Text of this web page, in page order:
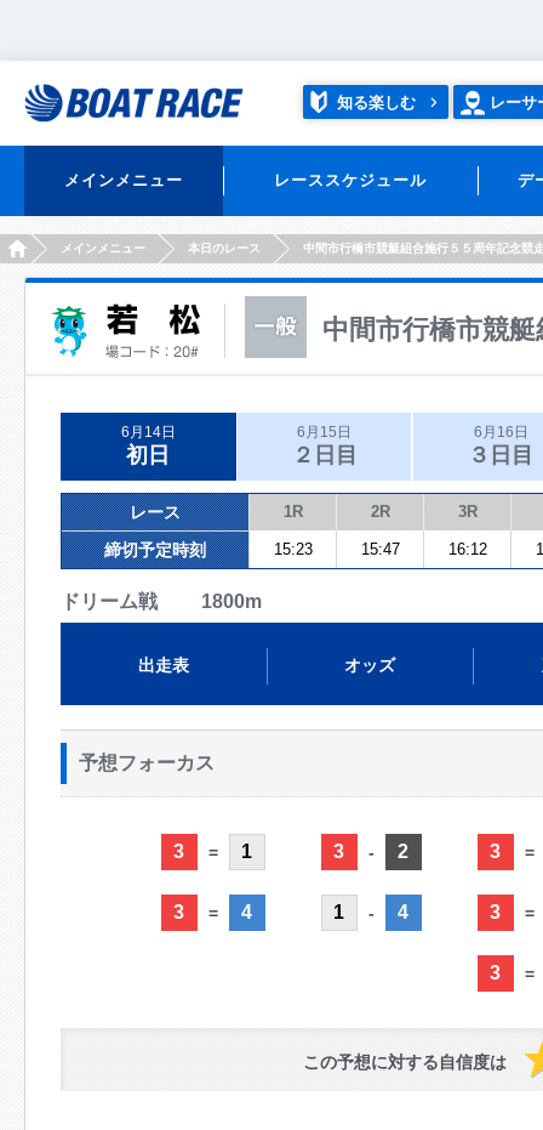
知る楽しむ レーサ
メインメニュー レーススケジュール デ
HOMEメインメニュー 本日のレース 中間市行橋市競艇組合施行５５周年記念競
中間市行橋市競
6月14日
初日
6月15日
２日目
6月16日
３日目
レース 1R 2R 3R
締切予定時刻 15:23 15:47 16:12
ドリーム戦 1800m
出走表 オッズ
予想フォーカス
3 = 1
3 = 4
3 - 2
1 - 4
3 =
3 =
3 =
この予想に対する自信度は